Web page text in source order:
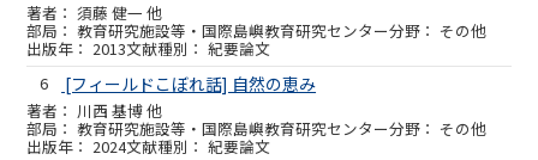
須藤 健一 他
教育研究施設等・国際島嶼教育研究センター その他
2013
紀要論文
6
[フィールドこぼれ話] 自然の恵み
川西 基博 他
教育研究施設等・国際島嶼教育研究センター その他
2024
紀要論文